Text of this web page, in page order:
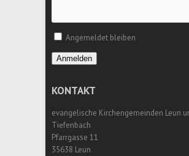
Angemeldet bleiben
Anmelden
KONTAKT
evangelische Kirchengemeinden Leun
Tiefenbach
Pfarrgasse 11
35638 Leun